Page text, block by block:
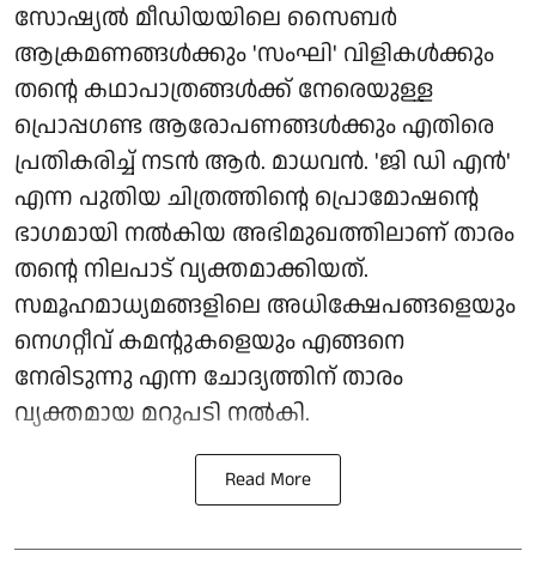
സോഷ്യൽ മീഡിയയിലെ സൈബർ
ആക്രമണങ്ങൾക്കും 'സംഘി' വിളികൾക്കും
തന്റെ കഥാപാത്രങ്ങൾക്ക് നേരെയുള്ള
പ്രൊപ്പഗണ്ട ആരോപണങ്ങൾക്കും എതിരെ
പ്രതികരിച്ച് നടൻ ആർ. മാധവൻ. 'ജി ഡി എൻ'
എന്ന പുതിയ ചിത്രത്തിന്റെ പ്രൊമോഷന്റെ
ഭാഗമായി നൽകിയ അഭിമുഖത്തിലാണ് താരം
തന്റെ നിലപാട് വ്യക്തമാക്കിയത്.
സമൂഹമാധ്യമങ്ങളിലെ അധിക്ഷേപങ്ങളെയും
നെഗറ്റീവ് കമന്റുകളെയും എങ്ങനെ
നേരിടുന്നു എന്ന ചോദ്യത്തിന് താരം
വ്യക്തമായ മറുപടി നൽകി.
Read More